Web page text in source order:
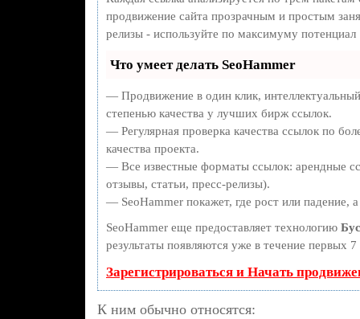
продвижение сайта прозрачным и простым
релизы - используйте по максимуму
Что умеет делать SeoHammer
— Продвижение в один клик,
степенью качества у лучших бирж ссылок.
— Регулярная проверка качества ссылок по
качества проекта.
— Все известные форматы ссылок: арендные
отзывы, статьи, пресс-релизы).
— SeoHammer покажет, где рост или падение,
SeoHammer еще предоставляет технологию
результаты появляются уже в течение первых
Зарегистрироваться и Начать
К ним обычно относятся: